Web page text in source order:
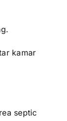
kamar
septic